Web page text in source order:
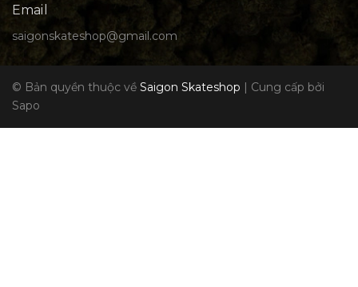
Email
saigonskateshop@gmail.com
© Bản quyền thuộc về Saigon Skateshop | Cung cấp bởi
Sapo